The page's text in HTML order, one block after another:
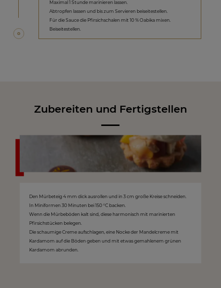
Maximal 1 Stunde marinieren lassen.
Abtropfen lassen und bis zum Servieren beiseitestellen.
Für die Sauce die Pfirsichschalen mit 10 % Oabika mixen.
Beiseitestellen.
Zubereiten und Fertigstellen
Den Mürbeteig 4 mm dick ausrollen und in 3 cm große Kreise schneiden.
In Miniformen 30 Minuten bei 150 °C backen.
Wenn die Mürbeböden kalt sind, diese harmonisch mit marinierten
Pfirsichstücken belegen.
Die schaumige Creme aufschlagen, eine Nocke der Mandelcreme mit
Kardamom auf die Böden geben und mit etwas gemahlenem grünen
Kardamom abrunden.